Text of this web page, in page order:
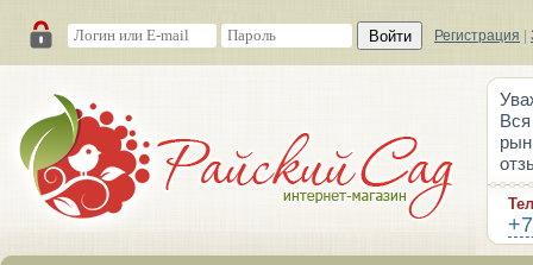
Войти Регистрация